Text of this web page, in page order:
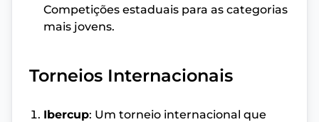
Competições estaduais para as categorias
mais jovens.
Torneios Internacionais
Ibercup: Um torneio internacional que